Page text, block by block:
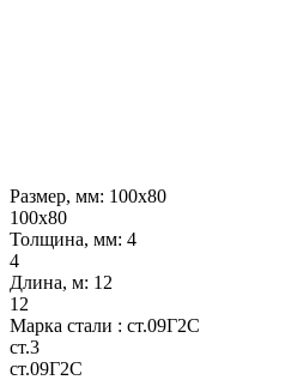
Размер, мм: 100х80
100х80
Толщина, мм: 4
4
Длина, м: 12
12
Марка стали : ст.09Г2С
ст.3
ст.09Г2С